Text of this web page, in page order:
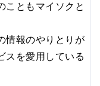
こともマイソクと
情報のやりとりが
スを愛用している